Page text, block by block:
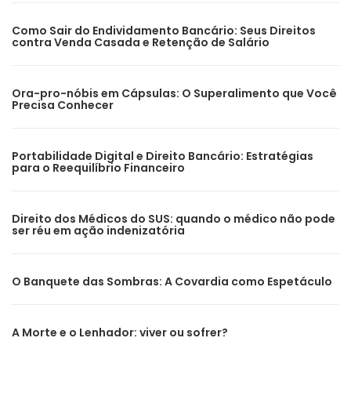
Como Sair do Endividamento Bancário: Seus Direitos
contra Venda Casada e Retenção de Salário
Ora-pro-nóbis em Cápsulas: O Superalimento que Você
Precisa Conhecer
Portabilidade Digital e Direito Bancário: Estratégias
para o Reequilíbrio Financeiro
Direito dos Médicos do SUS: quando o médico não pode
ser réu em ação indenizatória
O Banquete das Sombras: A Covardia como Espetáculo
A Morte e o Lenhador: viver ou sofrer?